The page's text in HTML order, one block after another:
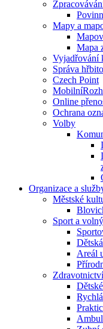
Mapy a
Mapa
Vyjadřování
Správa
Czech Point
Online
Ochrana
Volby
Organizace a
Městské
Sport a
Areál
Zdravotnictví